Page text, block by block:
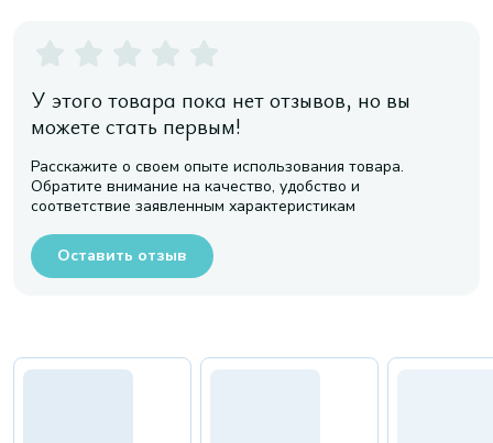
У этого товара пока нет отзывов, но вы
можете стать первым!
Расскажите о своем опыте использования товара.
Обратите внимание на качество, удобство и
соответствие заявленным характеристикам
Оставить отзыв